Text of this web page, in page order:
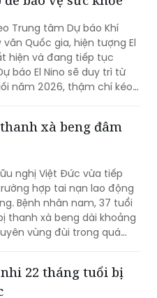
báo nắng nóng kéo
bảo vệ sức khỏe
Trung tâm Dự báo Khí
Quốc gia, hiện tượng El
báo El Nino sẽ duy trì từ
năm 2026, thậm chí kéo
mất nước và điện giải
làm tim phải hoạt động
gây rối loạn huyết áp,
thời làm tăng nguy cơ
sức và sốc nhiệt, nhất là
xà beng đâm
nghị Việt Đức vừa tiếp
hợp tai nạn lao động
thanh xà beng dài khoảng
vùng đùi trong quá